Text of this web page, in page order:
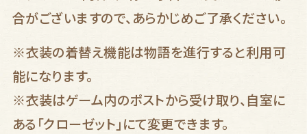
合がございますので、あらかじめご了承ください。
※衣装の着替え機能は物語を進行すると利用可
能になります。
※衣装はゲーム内のポストから受け取り、自室に
ある「クローゼット」にて変更できます。